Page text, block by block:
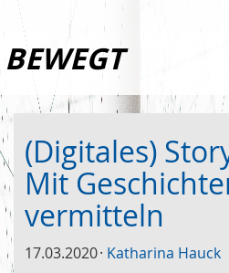
BEWEGT
(Digitales)
Mit
vermitteln
17.03.2020 Katharina Hauck